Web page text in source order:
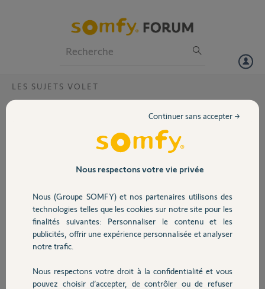
Volet
Sécurité
Domotique
Chauffage
LES SUJETS VOLET
Telecommande Chronis ?
Je viens de faire installer 7 volets roulants commandés chacun par sa
télécommande SMOVE ORIGIN IO.
Je souhaite commander le tout par la télécommande centrale
programmable CHRONIS IO mais je ne trouve nulle part le nombre
Merci,
wil
Participer au fil de discussion
Nous respectons votre vie privée
Nous (Groupe SOMFY) et nos partenaires utilisons des
technologies telles que les cookies sur notre site pour les
finalités suivantes: Personnaliser le contenu et les
publicités, offrir une expérience personnalisée et analyser
notre trafic.
Nous respectons votre droit à la confidentialité et vous
pouvez choisir d’accepter, de contrôler ou de refuser
Continuer sans accepter →